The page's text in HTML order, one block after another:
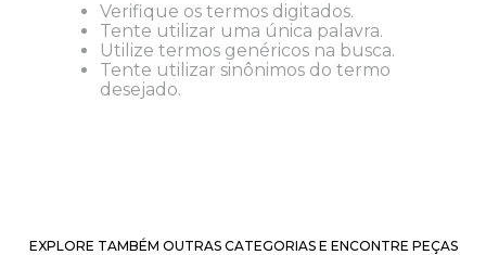
Verifique os termos digitados.
Tente utilizar uma única palavra.
Utilize termos genéricos na busca.
Tente utilizar sinônimos do termo
desejado.
EXPLORE TAMBÉM OUTRAS CATEGORIAS E ENCONTRE PEÇAS